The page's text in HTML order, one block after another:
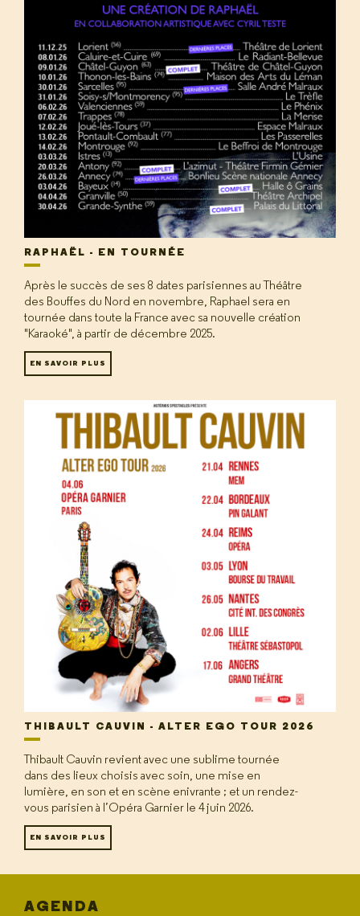
RAPHAËL - EN TOURNÉE
Après le succès de ses 8 dates parisiennes au Théâtre
des Bouffes du Nord en novembre, Raphael sera en
tournée dans toute la France avec sa nouvelle création
"Karaoké", à partir de décembre 2025.
EN SAVOIR PLUS
THIBAULT CAUVIN - ALTER EGO TOUR 2026
Thibault Cauvin revient avec une sublime tournée
dans des lieux choisis avec soin, une mise en
lumière, en son et en scène enivrante ; et un rendez-
vous parisien à l’Opéra Garnier le 4 juin 2026.
EN SAVOIR PLUS
AGENDA